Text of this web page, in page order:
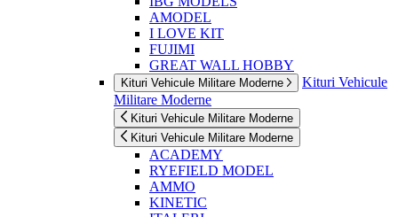
AMODEL
I LOVE KIT
FUJIMI
GREAT WALL HOBBY
Kituri Vehicule Militare Moderne
Kituri Vehicule
Militare Moderne
Kituri Vehicule Militare Moderne
Kituri Vehicule Militare Moderne
ACADEMY
RYEFIELD MODEL
AMMO
KINETIC